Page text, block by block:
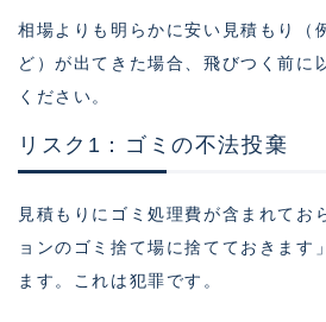
相場よりも明らかに安い見積もり（
ど）が出てきた場合、飛びつく前に
ください。
リスク1：ゴミの不法投棄
見積もりにゴミ処理費が含まれてお
ョンのゴミ捨て場に捨てておきます
ます。これは犯罪です。